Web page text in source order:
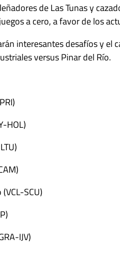
de Las Tunas y
a cero, a favor de los
interesantes desafíos y el
versus Pinar del Río.
HOL)
SCU)
IJV)